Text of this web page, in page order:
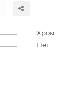
Хром
Нет